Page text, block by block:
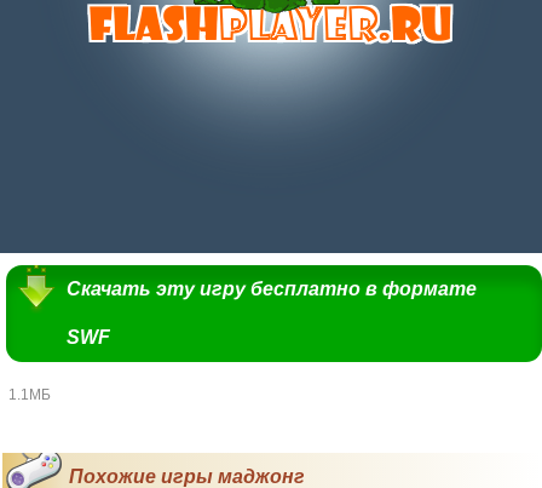
Скачать эту игру бесплатно в формате
SWF
1.1МБ
Похожие игры маджонг